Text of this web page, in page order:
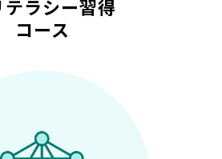
ラシー習得
コース